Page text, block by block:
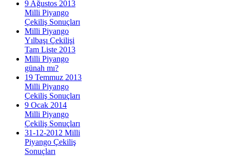
9 Ağustos 2013
Milli Piyango
Çekiliş Sonuçları
Milli Piyango
Yılbaşı Çekilişi
Tam Liste 2013
Milli Piyango
günah mı?
19 Temmuz 2013
Milli Piyango
Çekiliş Sonuçları
9 Ocak 2014
Milli Piyango
Çekiliş Sonuçları
31-12-2012 Milli
Piyango Çekiliş
Sonuçları